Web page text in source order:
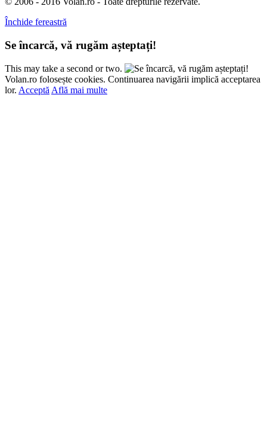
Închide fereastră
Se încarcă, vă rugăm așteptați!
This may take a second or two.
Volan.ro folosește cookies. Continuarea navigării implică acceptarea
lor. Acceptă Află mai multe